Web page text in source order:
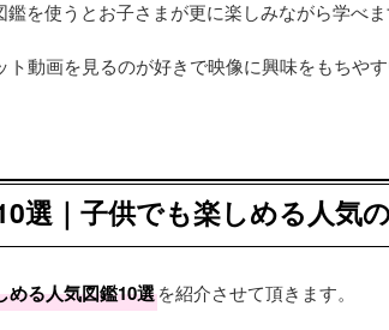
を使うとお子さまが更に楽しみながら学べま
動画を見るのが好きで映像に興味をもちや
選｜子供でも楽しめる人気
める人気図鑑10選を紹介させて頂きます。